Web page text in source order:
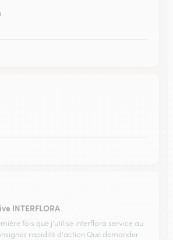
INTERFLORA
fois que j'utilise interflora service au
rapidité d'action Que demander